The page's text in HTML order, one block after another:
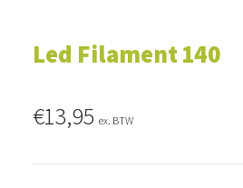
Led Filament 140
€13,95 ex. BTW